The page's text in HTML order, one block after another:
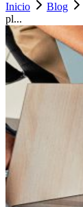
Inicio Blog
pl...